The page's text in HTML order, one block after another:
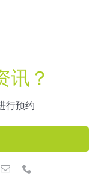
讯？
行预约